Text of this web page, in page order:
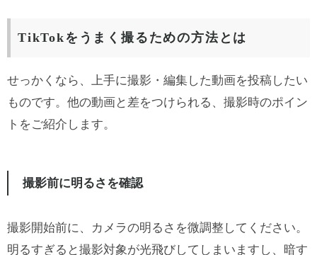
TikTokをうまく撮るための方法とは
せっかくなら、上手に撮影・編集した動画を投稿したい
ものです。他の動画と差をつけられる、撮影時のポイン
トをご紹介します。
撮影前に明るさを確認
撮影開始前に、カメラの明るさを微調整してください。
明るすぎると撮影対象が光飛びしてしまいますし、暗す